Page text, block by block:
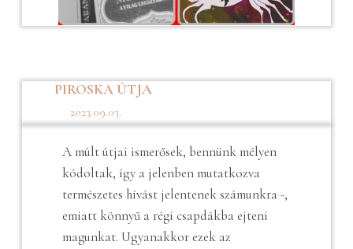
PIROSKA ÚTJA
2023.09.03.
A múlt útjai ismerősek, bennünk mélyen
kódoltak, így a jelenben mutatkozva
természetes hívást jelentenek számunkra -,
emiatt könnyű a régi csapdákba ejteni
magunkat. Ugyanakkor ezek az